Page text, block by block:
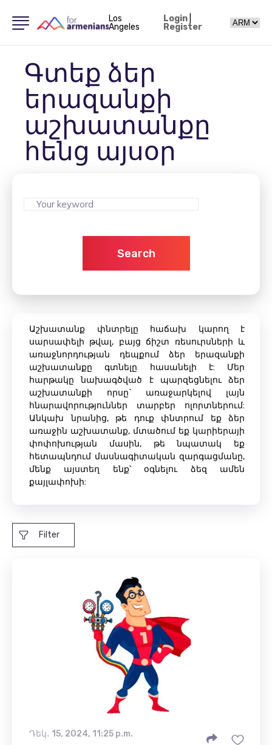
Los
Angeles
Login|
Register
Գտեք ձեր
երազանքի
աշխատանքը
հենց այսօր
Search
Աշխատանք փնտրելը հաճախ կարող է
սարսափելի թվալ, բայց ճիշտ ռեսուրսների և
առաջնորդության դեպքում ձեր երազանքի
աշխատանքը գտնելը հասանելի է: Մեր
հարթակը նախագծված է պարզեցնելու ձեր
աշխատանքի որսը` առաջարկելով լայն
հնարավորություններ տարբեր ոլորտներում:
Անկախ նրանից, թե դուք փնտրում եք ձեր
առաջին աշխատանք, մտածում եք կարիերայի
փոփոխության մասին, թե նպատակ եք
հետապնդում մասնագիտական ​​զարգացմանը,
մենք այստեղ ենք՝ օգնելու ձեզ ամեն
քայլափոխի:
Filter
Դեկ․ 15, 2024, 11:25 p.m.